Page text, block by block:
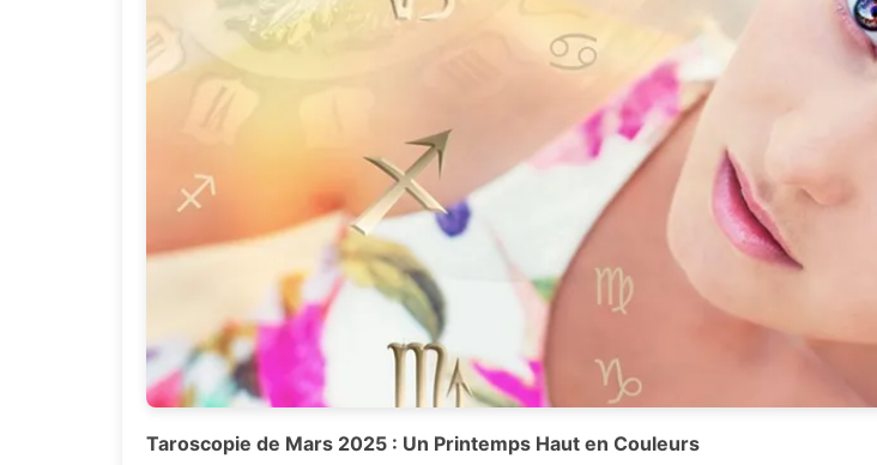
Taroscopie de Mars 2025 : Un Printemps Haut en Couleurs